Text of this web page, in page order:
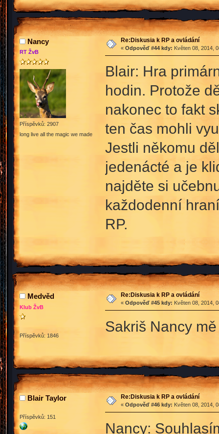
Nancy
RT ŽvB
Příspěvků: 2907
long live all the magic we made
Re:Diskusia k RP a ovládání
« Odpověď #44 kdy: Květen 08, 2014,
Blair: Hra
hodin. Protože
nakonec to fakt
ten čas mohli
Jestli někomu
jedenácté a je
najděte si
každodenní
RP.
Medvěd
Klub ŽvB
Příspěvků: 1846
Re:Diskusia k RP a ovládání
« Odpověď #45 kdy: Květen 08, 2014,
Sakriš Nancy
Blair Taylor
Příspěvků: 151
Re:Diskusia k RP a ovládání
« Odpověď #46 kdy: Květen 08, 2014,
Nancy: